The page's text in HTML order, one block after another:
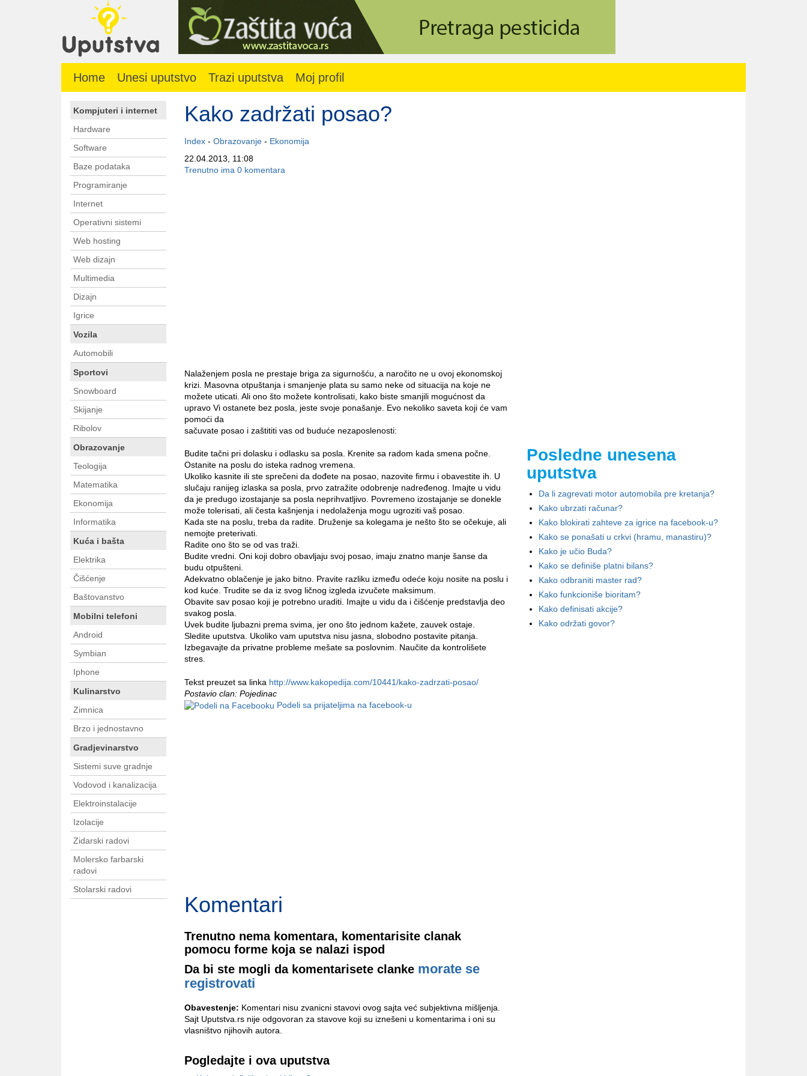
Home Unesi uputstvo Trazi uputstva Moj profil
Kako zadržati posao?
Index - Obrazovanje - Ekonomija
22.04.2013, 11:08
Trenutno ima 0 komentara
Nalaženjem posla ne prestaje briga za sigurnošću, a naročito ne u ovoj ekonomskoj
krizi. Masovna otpuštanja i smanjenje plata su samo neke od situacija na koje ne
možete uticati. Ali ono što možete kontrolisati, kako biste smanjili mogućnost da
upravo Vi ostanete bez posla, jeste svoje ponašanje. Evo nekoliko saveta koji će vam
pomoći da
sačuvate posao i zaštititi vas od buduće nezaposlenosti:
Budite tačni pri dolasku i odlasku sa posla. Krenite sa radom kada smena počne.
Ostanite na poslu do isteka radnog vremena.
Ukoliko kasnite ili ste sprečeni da dođete na posao, nazovite firmu i obavestite ih. U
slučaju ranijeg izlaska sa posla, prvo zatražite odobrenje nadređenog. Imajte u vidu
da je predugo izostajanje sa posla neprihvatljivo. Povremeno izostajanje se donekle
može tolerisati, ali česta kašnjenja i nedolaženja mogu ugroziti vaš posao.
Kada ste na poslu, treba da radite. Druženje sa kolegama je nešto što se očekuje, ali
nemojte preterivati.
Radite ono što se od vas traži.
Budite vredni. Oni koji dobro obavljaju svoj posao, imaju znatno manje šanse da
budu otpušteni.
Adekvatno oblačenje je jako bitno. Pravite razliku između odeće koju nosite na poslu i
kod kuće. Trudite se da iz svog ličnog izgleda izvučete maksimum.
Obavite sav posao koji je potrebno uraditi. Imajte u vidu da i čišćenje predstavlja deo
svakog posla.
Uvek budite ljubazni prema svima, jer ono što jednom kažete, zauvek ostaje.
Sledite uputstva. Ukoliko vam uputstva nisu jasna, slobodno postavite pitanja.
Izbegavajte da privatne probleme mešate sa poslovnim. Naučite da kontrolišete
stres.
Tekst preuzet sa linka http://www.kakopedija.com/10441/kako-zadrzati-posao/
Postavio clan: Pojedinac
Podeli sa prijateljima na facebook-u
Komentari
Trenutno nema komentara, komentarisite clanak
pomocu forme koja se nalazi ispod
Da bi ste mogli da komentarisete clanke morate se
registrovati
Obavestenje: Komentari nisu zvanicni stavovi ovog sajta već subjektivna mišljenja.
Sajt Uputstva.rs nije odgovoran za stavove koji su iznešeni u komentarima i oni su
vlasništvo njihovih autora.
Pogledajte i ova uputstva
Kompjuteri i internet
Hardware
Software
Baze podataka
Programiranje
Internet
Operativni sistemi
Web hosting
Web dizajn
Multimedia
Dizajn
Igrice
Vozila
Automobili
Sportovi
Snowboard
Skijanje
Ribolov
Obrazovanje
Teologija
Matematika
Ekonomija
Informatika
Kuća i bašta
Elektrika
Čišćenje
Baštovanstvo
Mobilni telefoni
Android
Symbian
Iphone
Kulinarstvo
Zimnica
Brzo i jednostavno
Gradjevinarstvo
Sistemi suve gradnje
Vodovod i kanalizacija
Elektroinstalacije
Izolacije
Zidarski radovi
Molersko farbarski
radovi
Stolarski radovi
Posledne unesena
uputstva
Da li zagrevati motor automobila pre kretanja?
Kako ubrzati računar?
Kako blokirati zahteve za igrice na facebook-u?
Kako se ponašati u crkvi (hramu, manastiru)?
Kako je učio Buda?
Kako se definiše platni bilans?
Kako odbraniti master rad?
Kako funkcioniše bioritam?
Kako definisati akcije?
Kako održati govor?